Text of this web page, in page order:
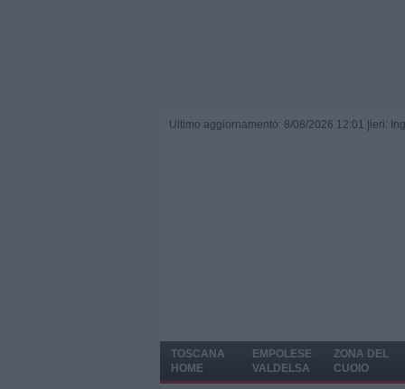
Ultimo aggiornamento: 8/08/2026 12:01 | ieri:
TOSCANA
HOME
EMPOLESE
VALDELSA
ZONA DEL
CUOIO